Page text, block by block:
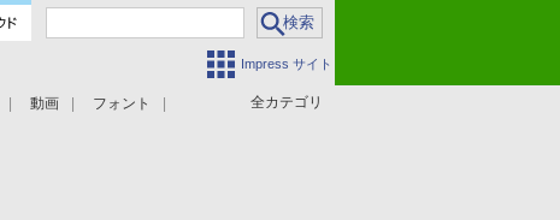
Impress サイト
全カテゴリ
動画 フォント